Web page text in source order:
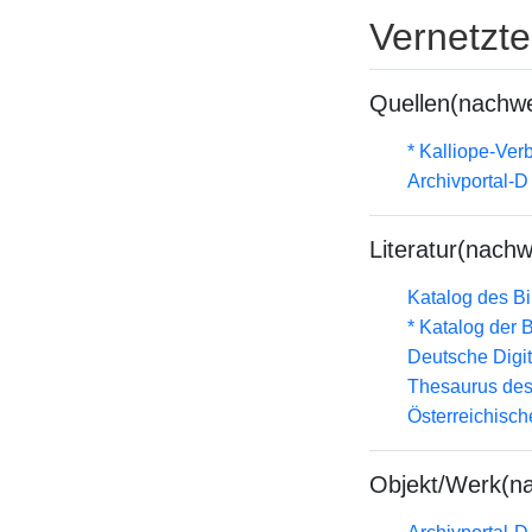
* Kalliope-
Archivportal-D
Katalog des
* Katalog der
Deutsche
Thesaurus
Objekt/